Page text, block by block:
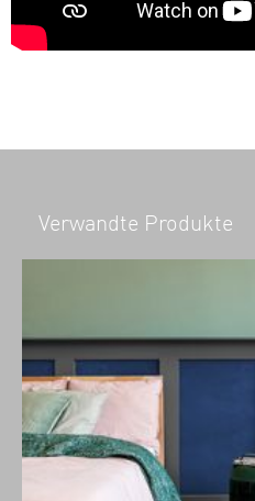
Verwandte Produkte